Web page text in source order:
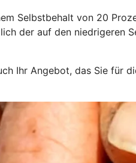
Selbstbehalt von 20
der auf den
Ihr Angebot, das Sie für